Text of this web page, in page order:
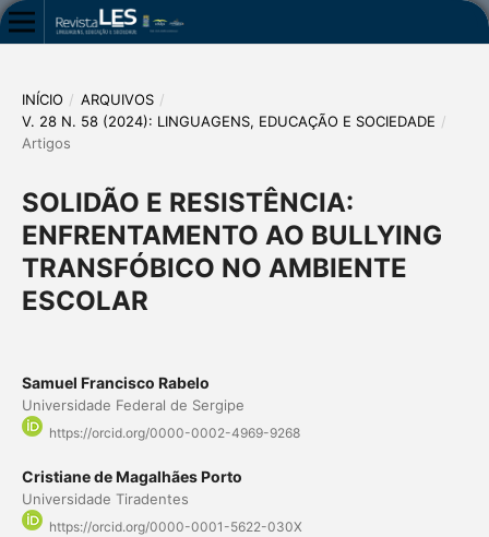
INÍCIO / ARQUIVOS /
V. 28 N. 58 (2024): LINGUAGENS, EDUCAÇÃO E SOCIEDADE /
Artigos
SOLIDÃO E RESISTÊNCIA:
ENFRENTAMENTO AO BULLYING
TRANSFÓBICO NO AMBIENTE
ESCOLAR
Samuel Francisco Rabelo
Universidade Federal de Sergipe
https://orcid.org/0000-0002-4969-9268
Cristiane de Magalhães Porto
Universidade Tiradentes
https://orcid.org/0000-0001-5622-030X